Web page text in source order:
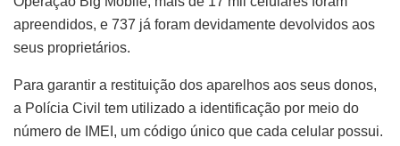
apreendidos, e 737 já foram devidamente devolvidos aos
seus proprietários.
Para garantir a restituição dos aparelhos aos seus donos,
a Polícia Civil tem utilizado a identificação por meio do
número de IMEI, um código único que cada celular possui.